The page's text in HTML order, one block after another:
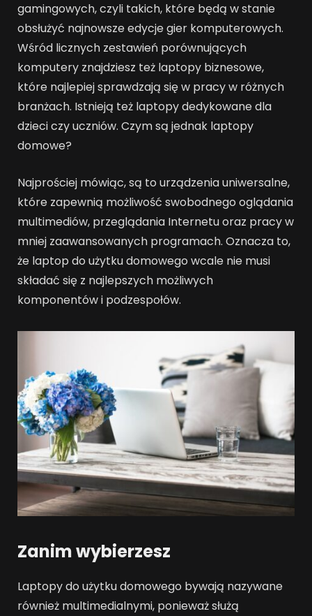
gamingowych, czyli takich, które będą w stanie
obsłużyć najnowsze edycje gier komputerowych.
Wśród licznych zestawień porównujących
komputery znajdziesz też laptopy biznesowe,
które najlepiej sprawdzają się w pracy w różnych
branżach. Istnieją też laptopy dedykowane dla
dzieci czy uczniów. Czym są jednak laptopy
domowe?
Najprościej mówiąc, są to urządzenia uniwersalne,
które zapewnią możliwość swobodnego oglądania
multimediów, przeglądania Internetu oraz pracy w
mniej zaawansowanych programach. Oznacza to,
że laptop do użytku domowego wcale nie musi
składać się z najlepszych możliwych
komponentów i podzespołów.
Zanim wybierzesz
Laptopy do użytku domowego bywają nazywane
również multimedialnymi, ponieważ służą